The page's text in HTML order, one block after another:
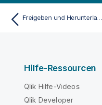
Freigeben und Herunterladen von Anwendungsinhalten
Hilfe-Ressourcen
Qlik Hilfe-Videos
Qlik Developer